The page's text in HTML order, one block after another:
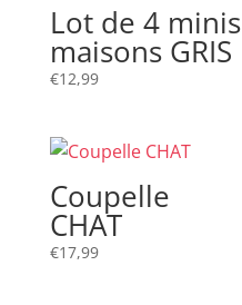
Lot de 4 minis
maisons GRIS
€12,99
Coupelle
CHAT
€17,99